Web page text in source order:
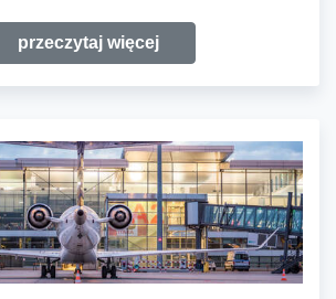
przeczytaj więcej